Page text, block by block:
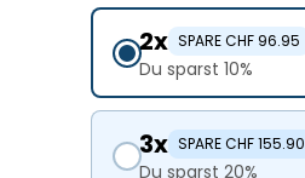
2x SPARE CHF 96.95
Du sparst 10%
3x SPARE CHF 155.90
Du sparst 20%